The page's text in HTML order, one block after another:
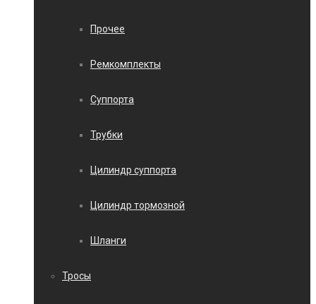
Прочее
Ремкомплекты
Суппорта
Трубки
Цилиндр суппорта
Цилиндр тормозной
Шланги
Тросы